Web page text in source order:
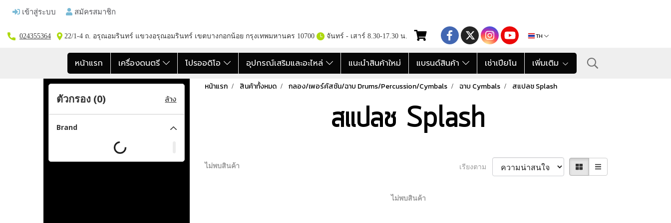
เข้าสู่ระบบ สมัครสมาชิก
024355364 22/1-4 ถ. อรุณอมรินทร์ แขวงอรุณอมรินทร์ เขตบางกอกน้อย กรุงเทพมหานคร 10700 จันทร์ - เสาร์ 8.30-17.30 น. TH
หน้าแรก เครื่องดนตรี โปรออดิโอ อุปกรณ์เสริมและอะไหล่ แนะนำสินค้าใหม่ แบรนด์สินค้า เช่าเปียโน เพิ่มเติม
หน้าแรก สินค้าทั้งหมด กลอง/เพอร์คัสชัน/ฉาบ Drums/Percussion/Cymbals ฉาบ Cymbals สแปลช Splash
สแปลช Splash
ไม่พบสินค้า เรียงตาม
ไม่พบสินค้า
ตัวกรอง (0) ล้าง
Brand